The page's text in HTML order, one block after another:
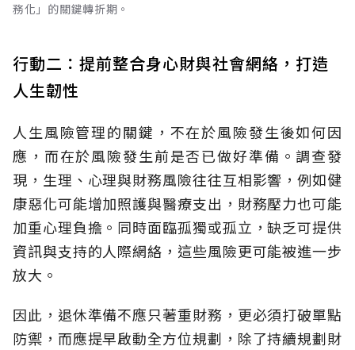
務化」的關鍵轉折期。
行動二：提前整合身心財與社會網絡，打造
人生韌性
人生風險管理的關鍵，不在於風險發生後如何因
應，而在於風險發生前是否已做好準備。調查發
現，生理、心理與財務風險往往互相影響，例如健
康惡化可能增加照護與醫療支出，財務壓力也可能
加重心理負擔。同時面臨孤獨或孤立，缺乏可提供
資訊與支持的人際網絡，這些風險更可能被進一步
放大。
因此，退休準備不應只著重財務，更必須打破單點
防禦，而應提早啟動全方位規劃，除了持續規劃財